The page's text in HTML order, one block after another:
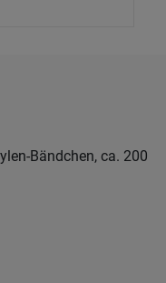
Bändchen, ca. 200